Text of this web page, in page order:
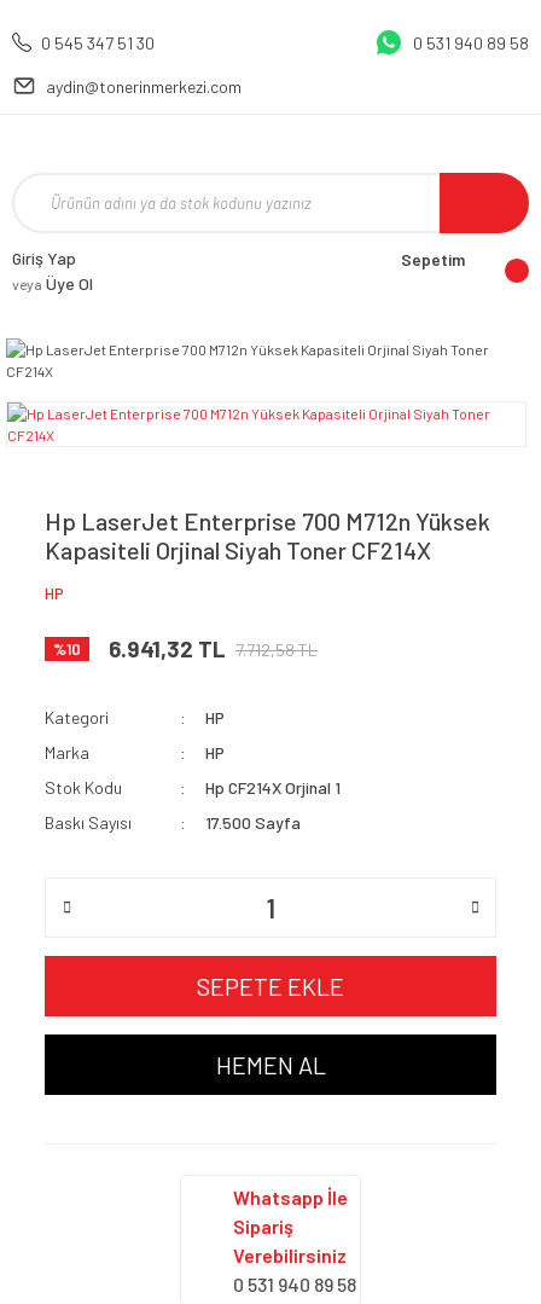
0 545 347 51 30 0 531 940 89 58
aydin@tonerinmerkezi.com
Giriş Yap
veya Üye Ol
Sepetim
Hp LaserJet Enterprise 700 M712n Yüksek
Kapasiteli Orjinal Siyah Toner CF214X
HP
%10 6.941,32 TL 7.712,58 TL
Kategori
HP
Marka
HP
Stok Kodu
Hp CF214X Orjinal 1
Baskı Sayısı
17.500 Sayfa
SEPETE EKLE
HEMEN AL
Whatsapp İle
Sipariş
Verebilirsiniz
0 531 940 89 58